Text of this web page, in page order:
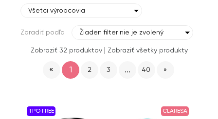
Všetci výrobcovia
Zoradiť podľa Žiaden filter nie je zvolený
Zobraziť 32 produktov| Zobraziť všetky produkty
« 1 2 3 ... 40 »
TPO FREE CLARESA